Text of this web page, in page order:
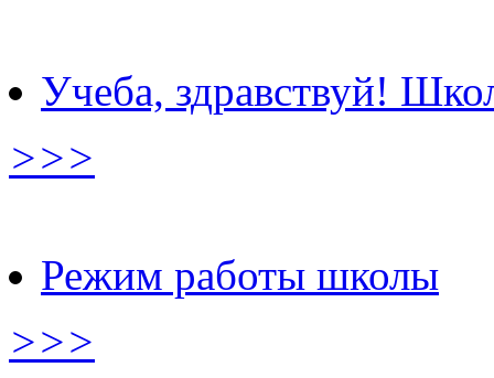
Учеба, здравствуй!
>>>
Режим работы школы
>>>